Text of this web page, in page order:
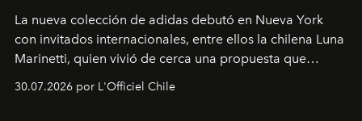
La nueva colección de adidas debutó en Nueva York
con invitados internacionales, entre ellos la chilena Luna
Marinetti, quien vivió de cerca una propuesta que
30.07.2026 por L'Officiel Chile